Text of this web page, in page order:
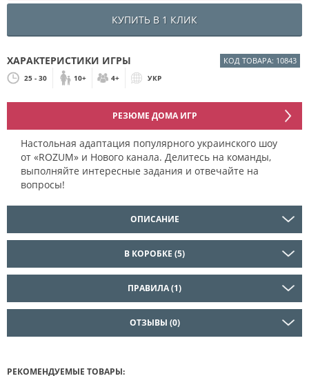
КУПИТЬ В 1 КЛИК
ХАРАКТЕРИСТИКИ ИГРЫ КОД ТОВАРА: 10843
25 - 30 10+ 4+ УКР
РЕЗЮМЕ ДОМА ИГР
Настольная адаптация популярного украинского шоу
от «ROZUM» и Нового канала. Делитесь на команды,
выполняйте интересные задания и отвечайте на
вопросы!
ОПИСАНИЕ
В КОРОБКЕ (5)
ПРАВИЛА (1)
ОТЗЫВЫ (0)
РЕКОМЕНДУЕМЫЕ ТОВАРЫ: